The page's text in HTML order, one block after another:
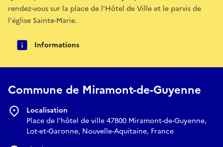
rendez-vous sur la place de l'Hôtel de Ville et le parvis de
l'église Sainte-Marie.
Informations
Commune de Miramont-de-Guyenne
Localisation
Place de l'hôtel de ville 47800 Miramont-de-Guyenne,
Lot-et-Garonne, Nouvelle-Aquitaine, France